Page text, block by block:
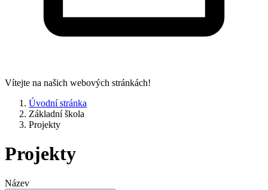
Vítejte na našich webových stránkách!
Úvodní stránka
Základní škola
Projekty
Projekty
Název